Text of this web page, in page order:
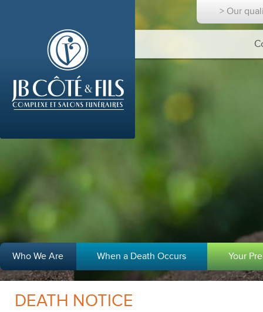
> Our
Who We Are When a Death Occurs Your
DEATH NOTICE